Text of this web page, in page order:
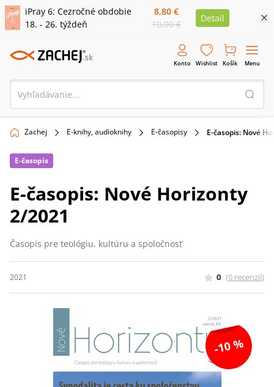
iPray 6: Cezročné obdobie
18. - 26. týždeň
8,80 €
10,00 €
Detail
Konto Wishlist Košík Menu
Zachej E-knihy, audioknihy E-časopisy E-časopis: Nové
E-časopis
E-časopis: Nové Horizonty
2/2021
Časopis pre teológiu, kultúru a spoločnosť
2021 0 (0 recenzií)
-10 %